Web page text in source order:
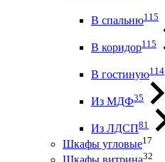
В спальню115
В коридор115
В гостиную114
Из МДФ35
Из ЛДСП81
Шкафы угловые17
32